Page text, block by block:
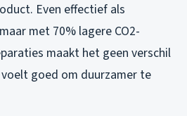
Even effectief als
met 70% lagere CO2-
maakt het geen verschil
goed om duurzamer te